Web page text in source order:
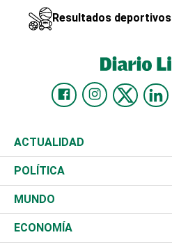
Resultados deportivos
ACTUALIDAD
Nacional
Ciudad
Educación
POLÍTICA
Partidos
JCE
MUNDO
Estados Unidos
ECONOMÍA